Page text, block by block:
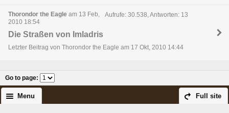
Thorondor the Eagle am 13 Feb,
2010 18:54
Aufrufe: 30.538, Antworten: 13
Die Straßen von Imladris
Letzter Beitrag von Thorondor the Eagle am 17 Okt, 2010 14:44
Go to page:
Full site
Menu